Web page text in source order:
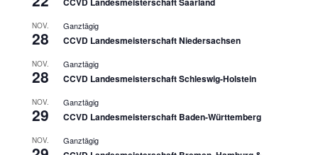
NOV.
28
Ganztägig
CCVD Landesmeisterschaft Niedersachsen
NOV.
28
Ganztägig
CCVD Landesmeisterschaft Schleswig-Holstein
NOV.
29
Ganztägig
CCVD Landesmeisterschaft Baden-Württemberg
NOV. Ganztägig